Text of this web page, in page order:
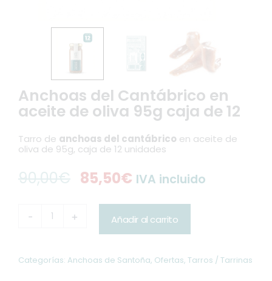
Anchoas del Cantábrico en
aceite de oliva 95g caja de 12
Tarro de anchoas del cantábrico en aceite de
oliva de 95g, caja de 12 unidades
90,00€ El
precio
original
era:
85,50€ El
precio
actual
es:
IVA incluido
-
aceite
+ Añadir al carrito
Categorías: Anchoas de Santoña, Ofertas, Tarros / Tarrinas